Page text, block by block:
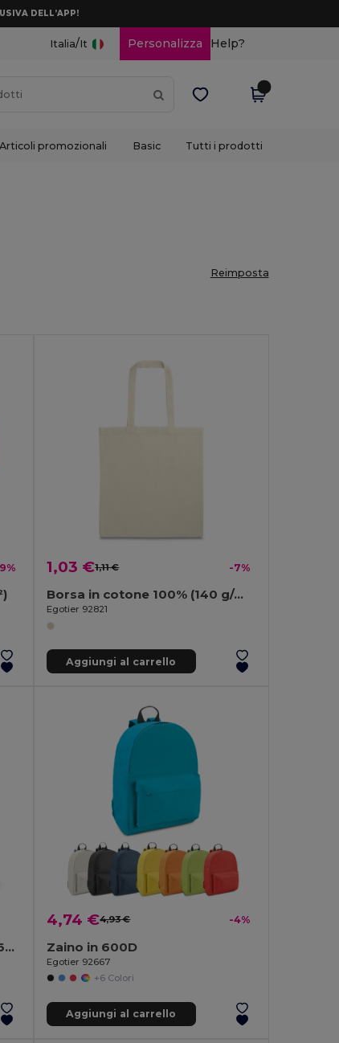
DELL’APP!
Italia/It Personalizza Help?
Articoli promozionali Basic Tutti i prodotti
Reimposta
1,03 €1,11 € -7%
Borsa in cotone 100% (140 g/m²)
Egotier 92821
Aggiungi al carrello
Borraccia pieghevole in PE 460 mL
4,74 €4,93 € -4%
Zaino in 600D
Egotier 92667
+6 Colori
Aggiungi al carrello